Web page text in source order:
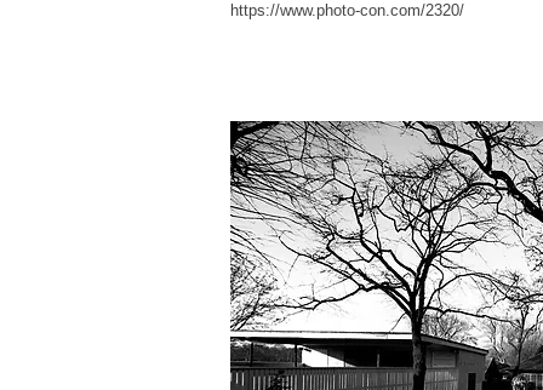
https://www.photo-con.com/2320/